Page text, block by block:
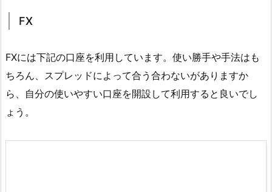
FX
FXには下記の口座を利用しています。使い勝手や手法はも
ちろん、スプレッドによって合う合わないがありますか
ら、自分の使いやすい口座を開設して利用すると良いでし
ょう。